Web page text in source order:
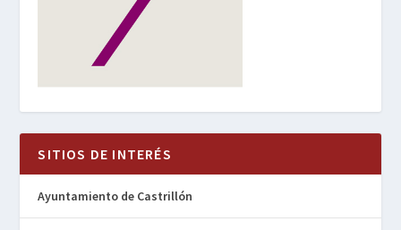
SITIOS DE INTERÉS
Ayuntamiento de Castrillón